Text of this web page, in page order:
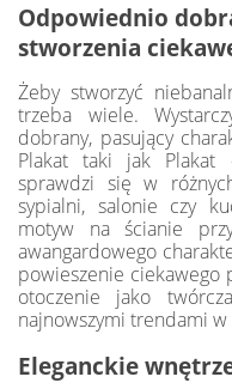
Odpowiednio
stworzenia
Żeby stworzyć
trzeba wiele.
dobrany, pasujący
Plakat taki jak Plakat
sprawdzi się w
sypialni, salonie czy
motyw na ścianie
awangardowego
powieszenie ciekawego
otoczenie jako
najnowszymi trendami
Eleganckie